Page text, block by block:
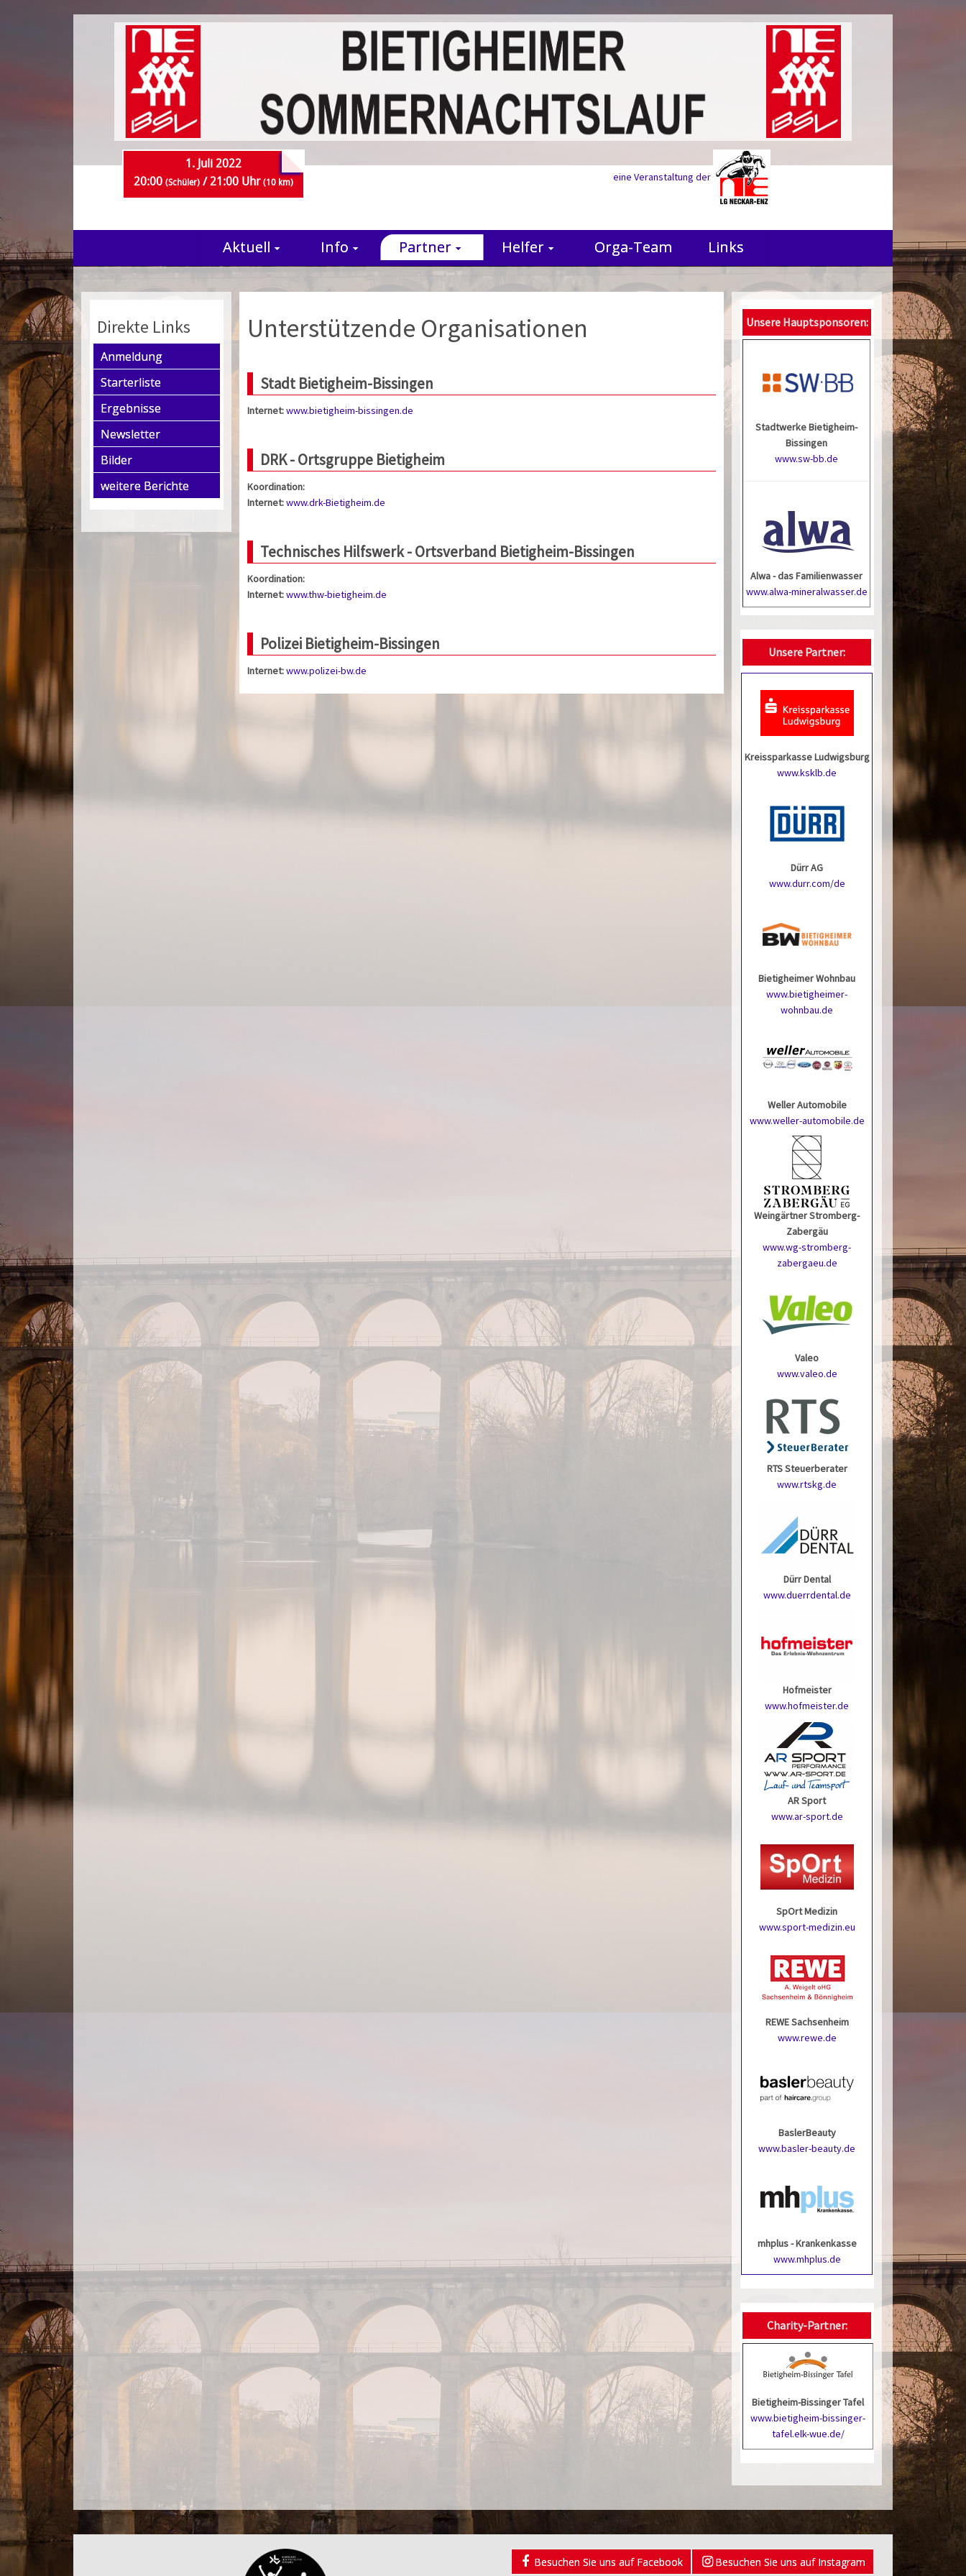
1. Juli 2022
20:00(Schüler) / 21:00 Uhr(10 km) eine Veranstaltung der
Aktuell Info Partner Helfer Orga-Team Links
Direkte Links
Anmeldung
Starterliste
Ergebnisse
Newsletter
Bilder
weitere Berichte
Unterstützende Organisationen
Stadt Bietigheim-Bissingen
Internet:www.bietigheim-bissingen.de
DRK - Ortsgruppe Bietigheim
Koordination:
Internet:www.drk-Bietigheim.de
Technisches Hilfswerk - Ortsverband Bietigheim-Bissingen
Koordination:
Internet:www.thw-bietigheim.de
Polizei Bietigheim-Bissingen
Internet:www.polizei-bw.de
Unsere Hauptsponsoren:
Stadtwerke Bietigheim-
Bissingen
www.sw-bb.de
Alwa - das Familienwasser
www.alwa-mineralwasser.de
Unsere Partner:
Kreissparkasse Ludwigsburg
www.ksklb.de
Dürr AG
www.durr.com/de
Bietigheimer Wohnbau
www.bietigheimer-
wohnbau.de
Weller Automobile
www.weller-automobile.de
Weingärtner Stromberg-
Zabergäu
www.wg-stromberg-
zabergaeu.de
Valeo
www.valeo.de
RTS Steuerberater
www.rtskg.de
Dürr Dental
www.duerrdental.de
Hofmeister
www.hofmeister.de
AR Sport
www.ar-sport.de
SpOrt Medizin
www.sport-medizin.eu
REWE Sachsenheim
www.rewe.de
BaslerBeauty
www.basler-beauty.de
mhplus - Krankenkasse
www.mhplus.de
Charity-Partner:
Bietigheim-Bissinger Tafel
www.bietigheim-bissinger-
tafel.elk-wue.de/
Besuchen Sie uns auf Facebook Besuchen Sie uns auf Instagram